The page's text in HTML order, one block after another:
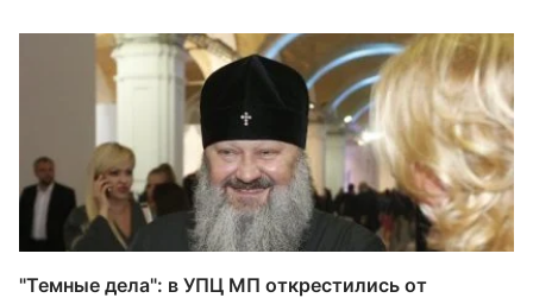
"Темные дела": в УПЦ МП открестились от